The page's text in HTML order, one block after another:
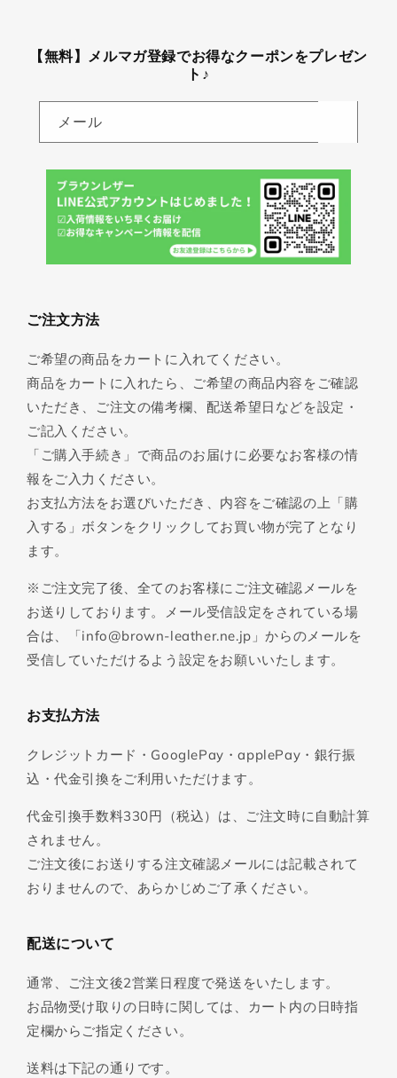
【無料】メルマガ登録でお得なクーポンをプレゼン
ト♪
メール
ご注文方法
ご希望の商品をカートに入れてください。
商品をカートに入れたら、ご希望の商品内容をご確認
いただき、ご注文の備考欄、配送希望日などを設定・
ご記入ください。
「ご購入手続き」で商品のお届けに必要なお客様の情
報をご入力ください。
お支払方法をお選びいただき、内容をご確認の上「購
入する」ボタンをクリックしてお買い物が完了となり
ます。
※ご注文完了後、全てのお客様にご注文確認メールを
お送りしております。メール受信設定をされている場
合は、「info@brown-leather.ne.jp」からのメールを
受信していただけるよう設定をお願いいたします。
お支払方法
クレジットカード・GooglePay・applePay・銀行振
込・代金引換をご利用いただけます。
代金引換手数料330円（税込）は、ご注文時に自動計算
されません。
ご注文後にお送りする注文確認メールには記載されて
おりませんので、あらかじめご了承ください。
配送について
通常、ご注文後2営業日程度で発送をいたします。
お品物受け取りの日時に関しては、カート内の日時指
定欄からご指定ください。
送料は下記の通りです。